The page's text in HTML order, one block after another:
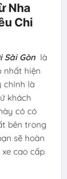
Nha
Chi
Sài Gòn là
nhất hiện
chính là
khách
có có
bên trong
sẽ hoàn
cao cấp